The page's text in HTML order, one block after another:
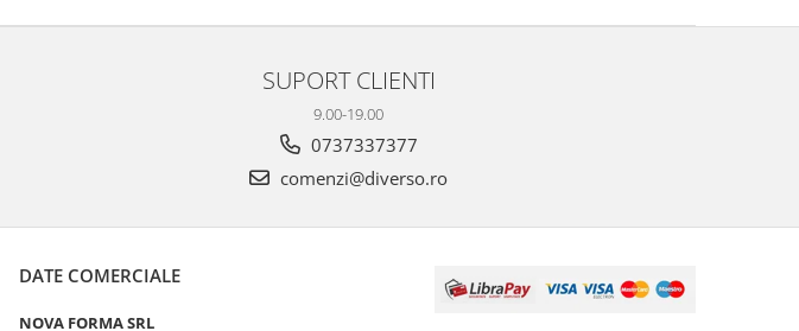
SUPORT CLIENTI
9.00-19.00
0737337377
comenzi@diverso.ro
DATE COMERCIALE
NOVA FORMA SRL